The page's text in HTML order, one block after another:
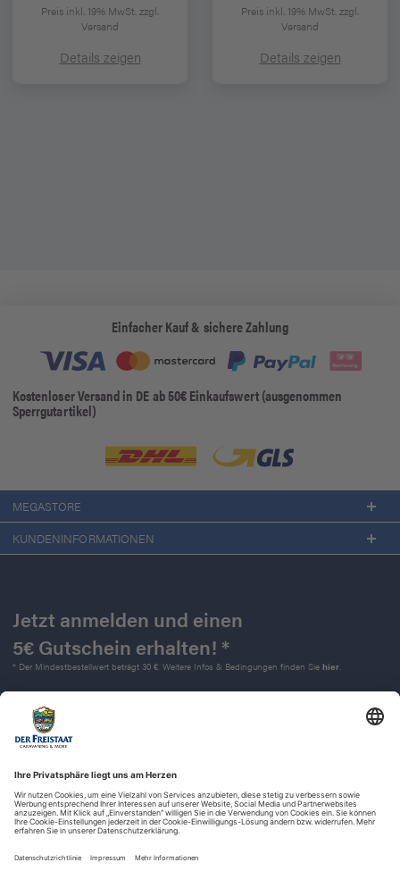
Preis inkl. 19% MwSt.zzgl.
Versand
Details zeigen
Preis inkl. 19% MwSt.zzgl.
Versand
Details zeigen
Einfacher Kauf & sichere Zahlung
Kostenloser Versand in DE ab 50€ Einkaufswert (ausgenommen
Sperrgutartikel)
MEGASTORE
KUNDENINFORMATIONEN
Jetzt anmelden und einen
5€ Gutschein erhalten! *
* Der Mindestbestellwert beträgt 30 €. Weitere Infos & Bedingungen finden Sie hier.